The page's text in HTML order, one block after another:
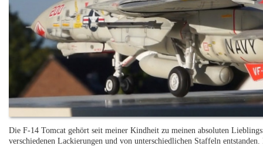
Die F-14 Tomcat gehört seit meiner Kindheit zu meinen absoluten
verschiedenen Lackierungen und von unterschiedlichen Staffeln